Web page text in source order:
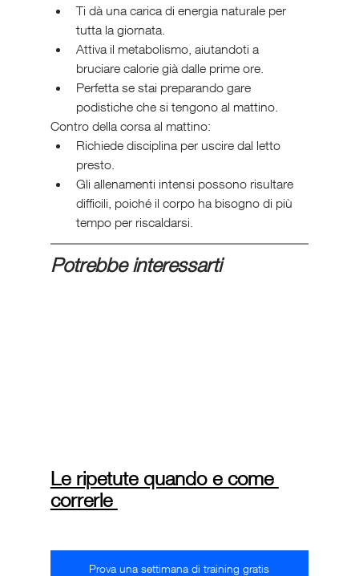
Ti dà una carica di energia naturale per
tutta la giornata.
Attiva il metabolismo, aiutandoti a
bruciare calorie già dalle prime ore.
Perfetta se stai preparando gare
podistiche che si tengono al mattino.
Contro della corsa al mattino:
Richiede disciplina per uscire dal letto
presto.
Gli allenamenti intensi possono risultare
difficili, poiché il corpo ha bisogno di più
tempo per riscaldarsi.
Potrebbe interessarti
Le ripetute quando e come
correrle
Prova una settimana di training gratis